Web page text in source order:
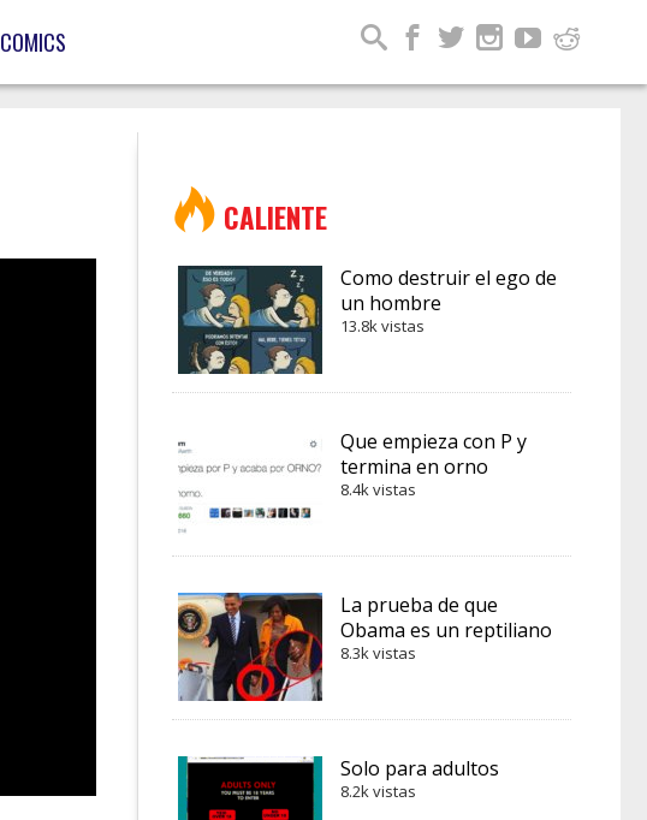
COMICS
CALIENTE
Como destruir el ego de
un hombre
13.8k vistas
Que empieza con P y
termina en orno
8.4k vistas
La prueba de que
Obama es un reptiliano
8.3k vistas
Solo para adultos
8.2k vistas